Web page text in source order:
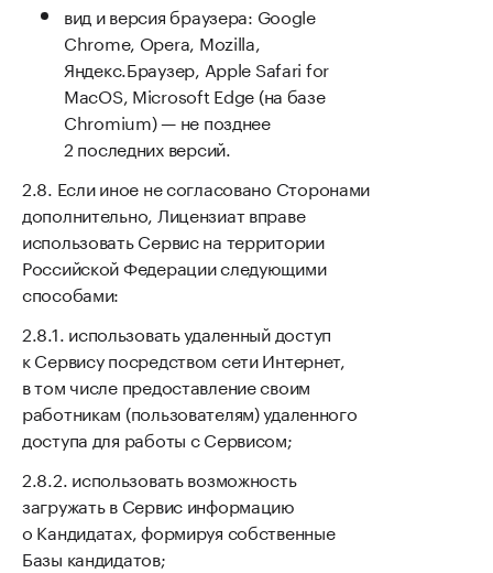
вид и версия браузера: Google
Chrome, Opera, Mozilla,
Яндекс.Браузер, Apple Safari for
MacOS, Microsoft Edge (на базе
Chromium) — не позднее
2 последних версий.
Если иное не согласовано Сторонами
дополнительно, Лицензиат вправе
использовать Сервис на территории
Российской Федерации следующими
способами:
использовать удаленный доступ
к Сервису посредством сети Интернет,
в том числе предоставление своим
работникам (пользователям) удаленного
доступа для работы с Сервисом;
использовать возможность
загружать в Сервис информацию
о Кандидатах, формируя собственные
Базы кандидатов;